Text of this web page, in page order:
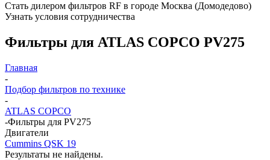
Стать дилером фильтров RF в городе Москва (Домодедово)
Узнать условия сотрудничества
Фильтры для ATLAS COPCO PV275
Главная
-
Подбор фильтров по технике
-
ATLAS COPCO
-Фильтры для PV275
Двигатели
Cummins QSK 19
Результаты не найдены.